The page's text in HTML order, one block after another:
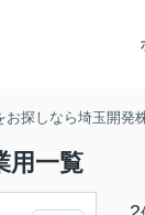
探しなら埼玉開発
用一覧